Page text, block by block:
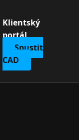
Klientský
portál
Spustit
CAD